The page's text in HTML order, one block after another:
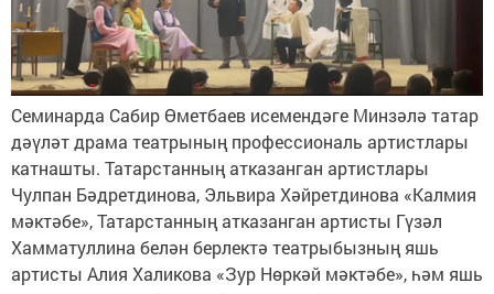
Семинарда Сабир Өметбаев исемендәге Минзәлә татар
дәүләт драма театрының профессиональ артистлары
катнашты. Татарстанның атказанган артистлары
Чулпан Бәдретдинова, Эльвира Хәйретдинова «Калмия
мәктәбе», Татарстанның атказанган артисты Гүзәл
Хамматуллина белән берлектә театрыбызның яшь
артисты Алия Халикова «Зур Нөркәй мәктәбе», һәм яшь